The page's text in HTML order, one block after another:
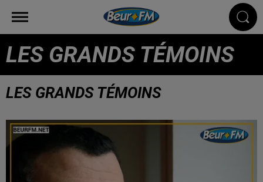
LES GRANDS TÉMOINS
LES GRANDS TÉMOINS